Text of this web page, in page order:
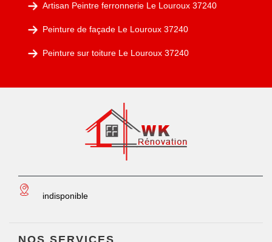
Artisan Peintre ferronnerie Le Louroux 37240
Peinture de façade Le Louroux 37240
Peinture sur toiture Le Louroux 37240
indisponible
NOS SERVICES